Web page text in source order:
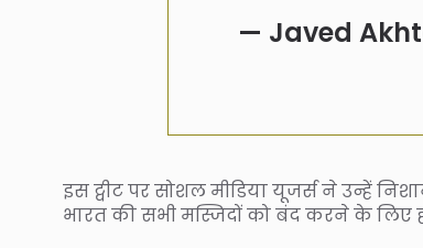
— Javed
इस ट्वीट पर सोशल मीडिया यूजर्स ने उन्हें
भारत की सभी मस्जिदों को बंद करने के